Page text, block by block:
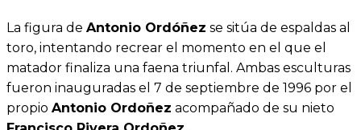
La figura de Antonio Ordóñez se sitúa de espaldas al
toro, intentando recrear el momento en el que el
matador finaliza una faena triunfal. Ambas esculturas
fueron inauguradas el 7 de septiembre de 1996 por el
propio Antonio Ordoñez acompañado de su nieto